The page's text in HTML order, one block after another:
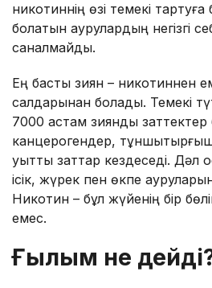
никотиннің өзі темекі
болатын аурулардың негізгі
саналмайды.
Ең басты зиян – никотиннен
салдарынан болады. Темекі
7000 астам зиянды заттектер
канцерогендер,
уытты заттар кездеседі. Дәл
ісік, жүрек пен өкпе
Никотин – бұл жүйенің бір
емес.
Ғылым не